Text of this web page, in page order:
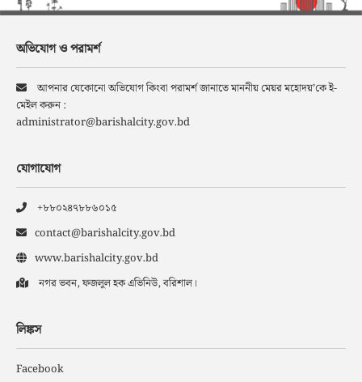
অভিযোগ ও পরামর্শ
আপনার যেকোনো অভিযোগ কিংবা পরামর্শ জানাতে মাননীয় মেয়র মহোদয়’কে ই-
মেইল করুন :
administrator@barishalcity.gov.bd
যোগাযোগ
+৮৮০২৪৭৮৮৬০১৫
contact@barishalcity.gov.bd
www.barishalcity.gov.bd
নগর ভবন, ফজলুল হক এভিনিউ, বরিশাল।
লিঙ্কস
Facebook